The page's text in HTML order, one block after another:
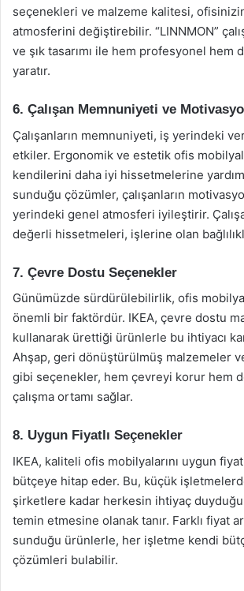
seçenekleri ve malzeme kalitesi,
atmosferini değiştirebilir. “LINNMON”
ve şık tasarımı ile hem profesyonel hem
yaratır.
6. Çalışan Memnuniyeti ve
Çalışanların memnuniyeti, iş yerindeki
etkiler. Ergonomik ve estetik ofis
kendilerini daha iyi hissetmelerine
sunduğu çözümler, çalışanların
yerindeki genel atmosferi iyileştirir.
değerli hissetmeleri, işlerine olan
7. Çevre Dostu Seçenekler
Günümüzde sürdürülebilirlik, ofis
önemli bir faktördür. IKEA, çevre dostu
kullanarak ürettiği ürünlerle bu ihtiyacı
Ahşap, geri dönüştürülmüş malzemeler
gibi seçenekler, hem çevreyi korur hem
çalışma ortamı sağlar.
8. Uygun Fiyatlı Seçenekler
IKEA, kaliteli ofis mobilyalarını uygun
bütçeye hitap eder. Bu, küçük
şirketlere kadar herkesin ihtiyaç duyduğu
temin etmesine olanak tanır. Farklı fiyat
sunduğu ürünlerle, her işletme kendi
çözümleri bulabilir.